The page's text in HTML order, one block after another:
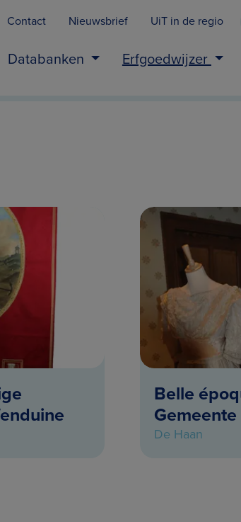
Contact Nieuwsbrief UiT in de regio
Databanken Erfgoedwijzer
Belle
De Haan